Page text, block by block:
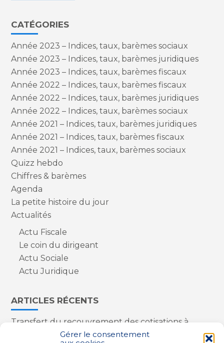
Gérer le consentement
CATÉGORIES
Année 2023 – Indices, taux, barèmes sociaux
Année 2023 – Indices, taux, barèmes juridiques
Année 2023 – Indices, taux, barèmes fiscaux
Année 2022 – Indices, taux, barèmes fiscaux
Année 2022 – Indices, taux, barèmes juridiques
Année 2022 – Indices, taux, barèmes sociaux
Année 2021 – Indices, taux, barèmes juridiques
Année 2021 – Indices, taux, barèmes fiscaux
Année 2021 – Indices, taux, barèmes sociaux
Quizz hebdo
Chiffres & barèmes
Agenda
La petite histoire du jour
Actualités
Actu Fiscale
Le coin du dirigeant
Actu Sociale
Actu Juridique
ARTICLES RÉCENTS
Transfert du recouvrement des cotisations à
l’Urssaf : des nouveautés